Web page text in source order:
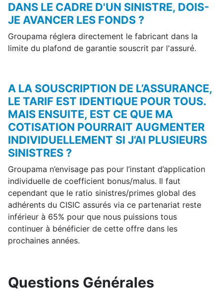
DANS LE CADRE D'UN SINISTRE, DOIS-
JE AVANCER LES FONDS ?
Groupama réglera directement le fabricant dans la
limite du plafond de garantie souscrit par l'assuré.
A LA SOUSCRIPTION DE L’ASSURANCE,
LE TARIF EST IDENTIQUE POUR TOUS.
MAIS ENSUITE, EST CE QUE MA
COTISATION POURRAIT AUGMENTER
INDIVIDUELLEMENT SI J’AI PLUSIEURS
SINISTRES ?
Groupama n’envisage pas pour l’instant d’application
individuelle de coefficient bonus/malus. Il faut
cependant que le ratio sinistres/primes global des
adhérents du CISIC assurés via ce partenariat reste
inférieur à 65% pour que nous puissions tous
continuer à bénéficier de cette offre dans les
prochaines années.
Questions Générales